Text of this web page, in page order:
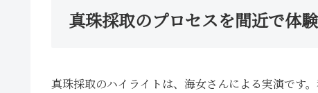
真珠採取のプロセスを間近で体
真珠採取のハイライトは、海女さんによる実演です